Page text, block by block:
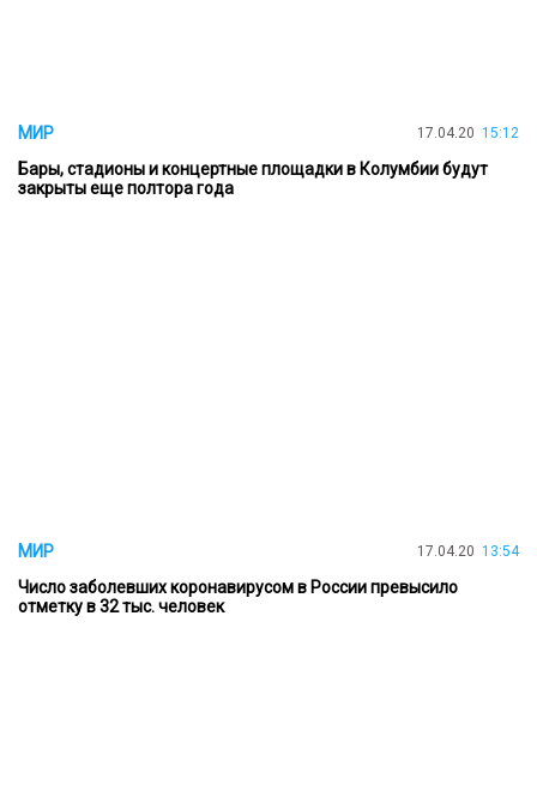
МИР 17.04.20 15:12
Бары, стадионы и концертные площадки в Колумбии будут
закрыты еще полтора года
МИР 17.04.20 13:54
Число заболевших коронавирусом в России превысило
отметку в 32 тыс. человек